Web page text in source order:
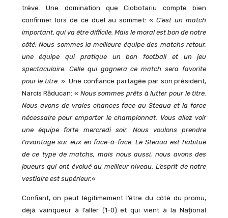
trêve. Une domination que Ciobotariu compte bien
confirmer lors de ce duel au sommet: «C’est un match
important, qui va être difficile. Mais le moral est bon de notre
côté. Nous sommes la meilleure équipe des matchs retour,
une équipe qui pratique un bon football et un jeu
spectaculaire. Celle qui gagnera ce match sera favorite
pour le titre. » Une confiance partagée par son président,
Narcis Răducan: « Nous sommes prêts à lutter pour le titre.
Nous avons de vraies chances face au Steaua et la force
nécessaire pour emporter le championnat. Vous allez voir
une équipe forte mercredi soir. Nous voulons prendre
l’avantage sur eux en face-à-face. Le Steaua est habitué
de ce type de matchs, mais nous aussi, nous avons des
joueurs qui ont évolué au meilleur niveau. L’esprit de notre
vestiaire est supérieur.«
Confiant, on peut légitimement l’être du côté du promu,
déjà vainqueur à l’aller (1-0) et qui vient à la Național